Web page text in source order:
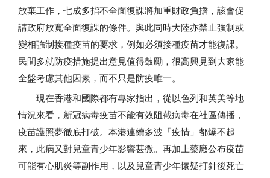
放棄工作，七成多指不全面復課將加重財政負擔，該會促
請政府放寬全面復課的條件。與此同時大陸亦禁止強制或
變相強制接種疫苗的要求，例如必須接種疫苗才能復課。
民間多就防疫措施提出意見值得鼓勵，很高興見到大家能
全盤考慮其他因素，而不只是防疫唯一。
現在香港和國際都有專家指出，從以色列和英美等地
情況來看，新冠病毒疫苗不能有效阻截病毒在社區傳播，
疫苗護照夢徹底打破。本港連續多波「疫情」都爆不起
來，此病又對兒童青少年影響甚微。再加上藥廠公布疫苗
可能有心肌炎等副作用，以及兒童青少年懷疑打針後死亡